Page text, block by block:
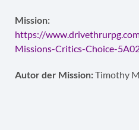
Mission:
https://
Missions-Critics-Choice-
Autor der Mission:Timothy